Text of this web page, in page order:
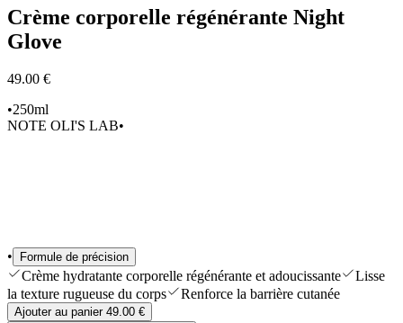
Shop All
Crème corporelle régénérante Night
Glove
49.00 €
•250ml
NOTE OLI'S LAB•
• Formule de précision
Crème hydratante corporelle régénérante et adoucissante
Lisse
la texture rugueuse du corps
Renforce la barrière cutanée
Ajouter au panier 49.00 €